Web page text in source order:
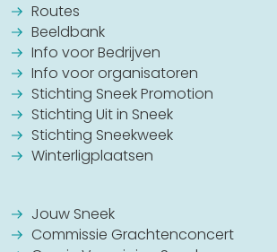
Routes
Beeldbank
Info voor Bedrijven
Info voor organisatoren
Stichting Sneek Promotion
Stichting Uit in Sneek
Stichting Sneekweek
Winterligplaatsen
Jouw Sneek
Commissie Grachtenconcert